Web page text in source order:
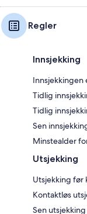
Regler
Innsjekking
Innsjekkingen
Tidlig
Tidlig
Sen
Minstealder
Utsjekking
Utsjekking før
Kontaktløs
Sen